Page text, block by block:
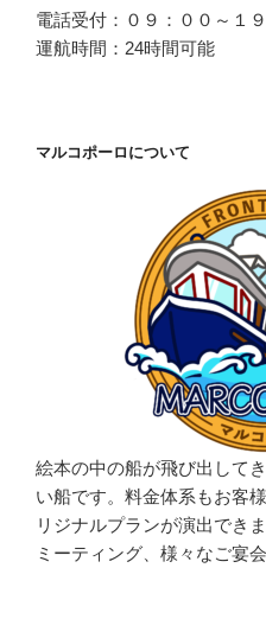
電話受付：０９：００～１
運航時間：24時間可能
マルコポーロについて
絵本の中の船が飛び出して
い船です。料金体系もお客
リジナルプランが演出でき
ミーティング、様々なご宴